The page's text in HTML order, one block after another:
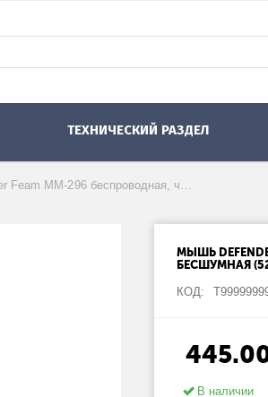
ТЕХНИЧЕСКИЙ РАЗДЕЛ
Мышь Defender Feam MM-296 беспроводная, чёрный, 4D, 800-1600dpi, бесшумная (52296)
МЫШЬ
БЕСШУМНАЯ
КОД:
В наличии